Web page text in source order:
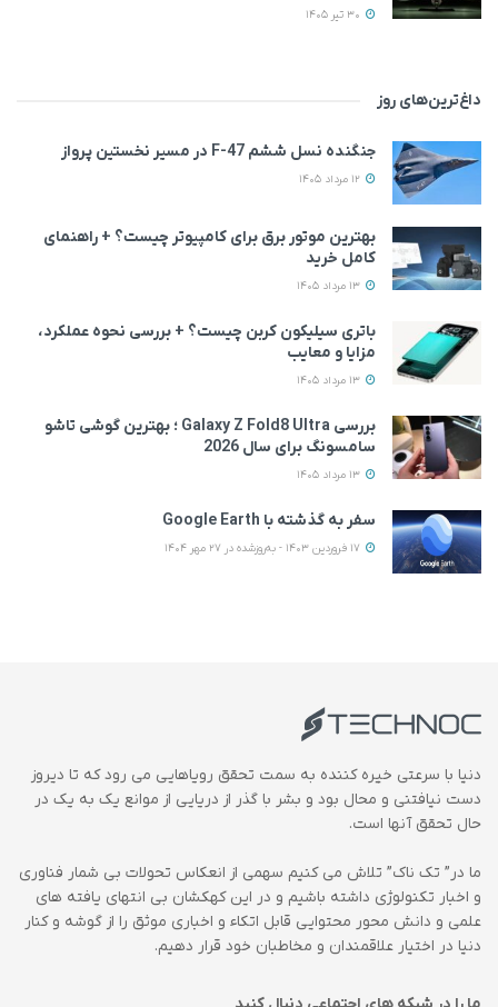
30 تیر 1405
داغ‌ترین‌های روز
جنگنده نسل ششم F-47 در مسیر نخستین پرواز
12 مرداد 1405
بهترین موتور برق برای کامپیوتر چیست؟ + راهنمای
کامل خرید
13 مرداد 1405
باتری سیلیکون کربن چیست؟ + بررسی نحوه عملکرد،
مزایا و معایب
13 مرداد 1405
بررسی Galaxy Z Fold8 Ultra ؛ بهترین گوشی تاشو
سامسونگ برای سال 2026
13 مرداد 1405
سفر به گذشته با Google Earth
17 فروردین 1403 - به‌روزشده در 27 مهر 1404
دنیا با سرعتی خیره کننده به سمت تحقق رویاهایی می رود که تا دیروز
دست نیافتنی و محال بود و بشر با گذر از دریایی از موانع یک به یک در
حال تحقق آنها است.
ما در” تک ناک” تلاش می کنیم سهمی از انعکاس تحولات بی شمار فناوری
و اخبار تکنولوژی داشته باشیم و در این کهکشان بی انتهای یافته های
علمی و دانش محور محتوایی قابل اتکاء و اخباری موثق را از گوشه و کنار
دنیا در اختیار علاقمندان و مخاطبان خود قرار دهیم.